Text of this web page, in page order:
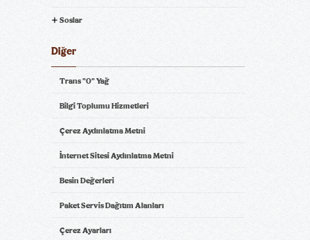
Sprite Ayran (195 ml.)
Soslar
Diğer
Trans "0" Yağ
Bilgi Toplumu Hizmetleri
Çerez Aydınlatma Metni
İnternet Sitesi Aydınlatma Metni
Besin Değerleri
Paket Servis Dağıtım Alanları
Çerez Ayarları